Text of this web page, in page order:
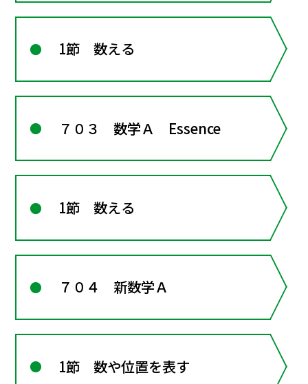
1節 数える
７０３ 数学Ａ Essence
1節 数える
７０４ 新数学Ａ
1節 数や位置を表す